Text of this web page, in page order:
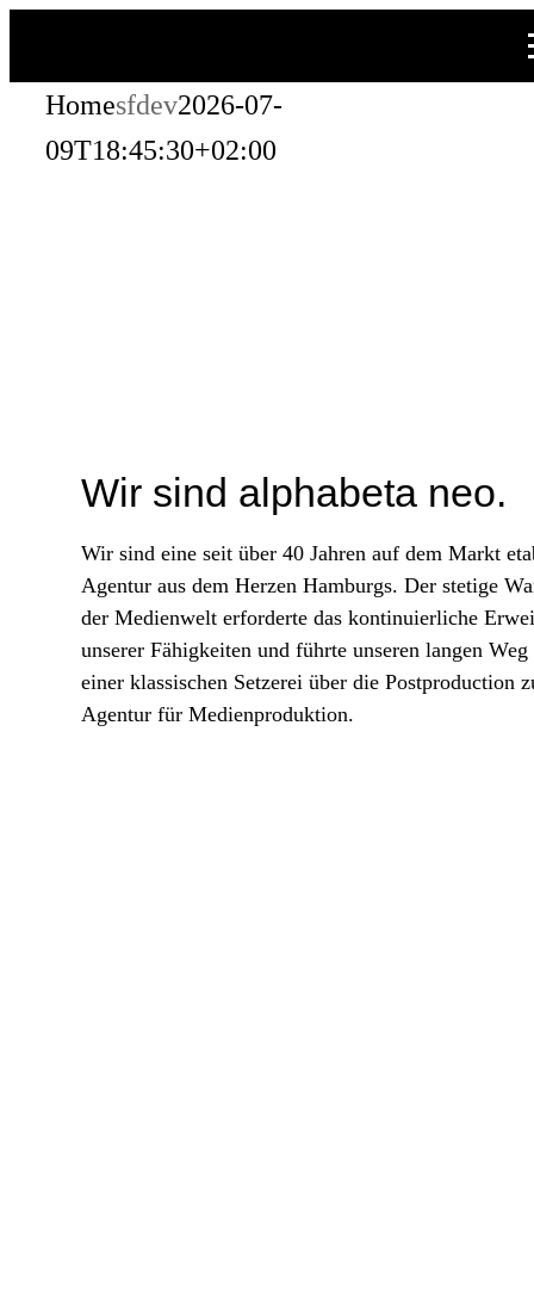
Inhalt
springen
Homesfdev2026-07-
09T18:45:30+02:00
Wir sind alphabeta neo.
Wir sind eine seit über 40 Jahren auf dem Markt
Agentur aus dem Herzen Hamburgs. Der stetige
der Medienwelt erforderte das kontinuierliche
unserer Fähigkeiten und führte unseren langen
einer klassischen Setzerei über die Postproduction
Agentur für Medienproduktion.